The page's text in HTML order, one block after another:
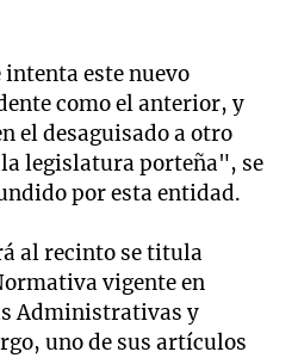
este nuevo
como el anterior, y
el desaguisado a otro
legislatura porteña", se
por esta entidad.
al recinto se titula
vigente en
Administrativas y
uno de sus artículos